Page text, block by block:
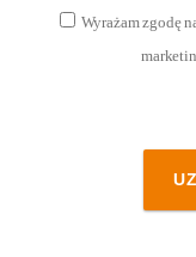
Wyrażam zgodę